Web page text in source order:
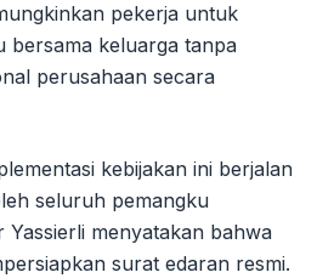
pekerja untuk
bersama keluarga tanpa
perusahaan secara
kebijakan ini berjalan
seluruh pemangku
menyatakan bahwa
surat edaran resmi.